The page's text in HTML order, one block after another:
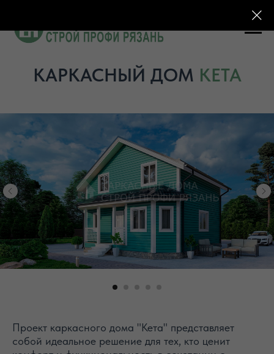
КАРКАСНЫЙ ДОМ КЕТА
Проект каркасного дома "Кета" представляет
собой идеальное решение для тех, кто ценит